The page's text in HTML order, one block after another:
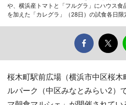
や、横浜産トマトと「フルグラ」にハウス食
を加えた「カレグラ」（28日）の試食各日
桜木町駅前広場（横浜市中区桜木
ルパーク（中区みなとみらい2）